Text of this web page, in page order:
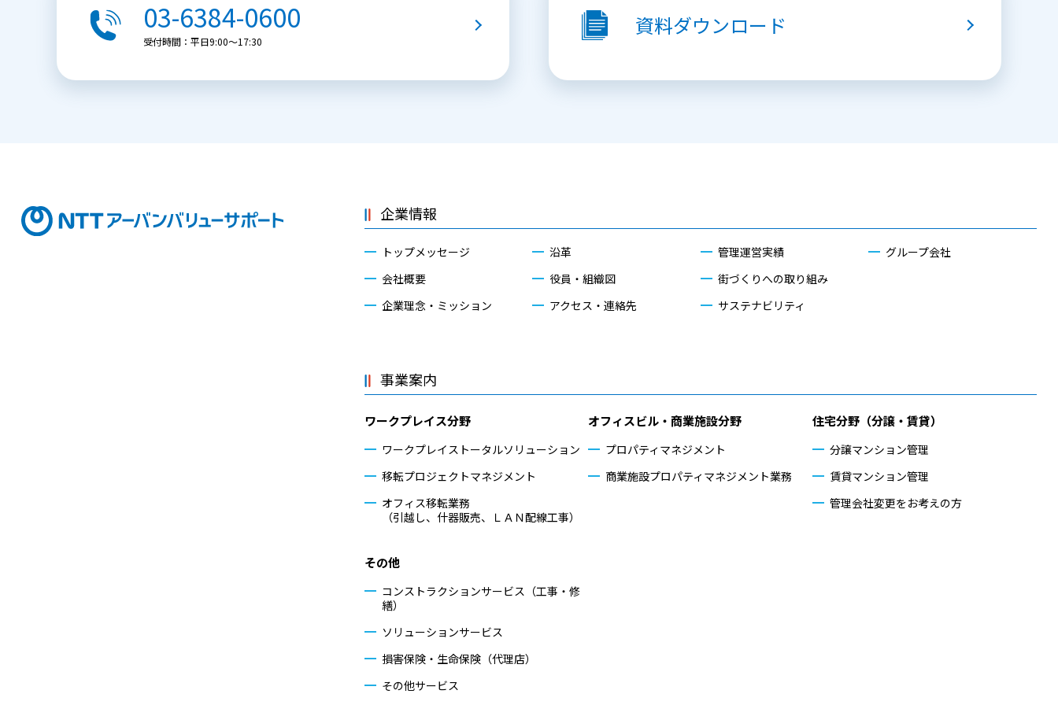
03-6384-0600
受付時間：平日9:00〜17:30
資料ダウンロード
企業情報
トップメッセージ
会社概要
企業理念・ミッション
沿革
役員・組織図
アクセス・連絡先
管理運営実績
街づくりへの取り組み
サステナビリティ
グループ会社
事業案内
ワークプレイス分野
ワークプレイストータルソリューション
移転プロジェクトマネジメント
オフィス移転業務
（引越し、什器販売、ＬＡＮ配線工事）
オフィスビル・商業施設分野
プロパティマネジメント
商業施設プロパティマネジメント業務
住宅分野（分譲・賃貸）
分譲マンション管理
賃貸マンション管理
管理会社変更をお考えの方
その他
コンストラクションサービス（工事・修
繕）
ソリューションサービス
損害保険・生命保険（代理店）
その他サービス